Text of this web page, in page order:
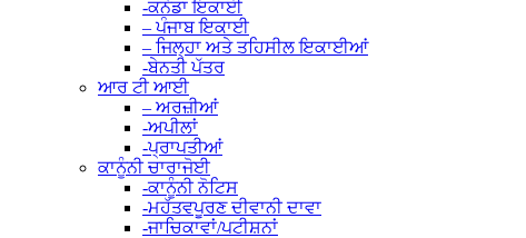
-ਕਨੇਡਾ ਇਕਾਈ
– ਪੰਜਾਬ ਇਕਾਈ
– ਜਿਲ੍ਹਾ ਅਤੇ ਤਹਿਸੀਲ ਇਕਾਈਆਂ
-ਬੇਨਤੀ ਪੱਤਰ
ਆਰ ਟੀ ਆਈ
– ਅਰਜ਼ੀਆਂ
-ਅਪੀਲਾਂ
-ਪ੍ਰਾਪਤੀਆਂ
ਕਾਨੂੰਨੀ ਚਾਰਾਜੋਈ
-ਕਾਨੂੰਨੀ ਨੋਟਿਸ
-ਮਹੱਤਵਪੂਰਣ ਦੀਵਾਨੀ ਦਾਵਾ
-ਜਾਚਿਕਾਵਾਂ/ਪਟੀਸ਼ਨਾਂ